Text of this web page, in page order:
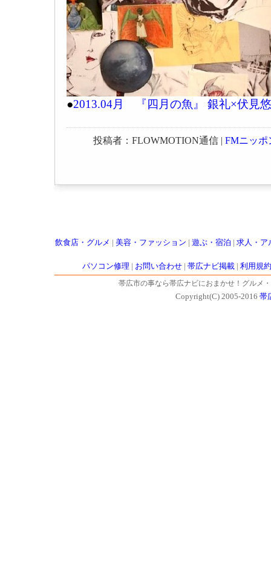
●2013.04月 『四月の魚』 銀礼×伏見
投稿者：FLOWMOTION通信 | FMニッポ
飲食店・グルメ 美容・ファッション 遊ぶ・宿泊 求人・ア
パソコン修理 お問い合わせ| 帯広ナビ掲載| 利用規約
帯広市の事なら帯広ナビにおまかせ！グルメ
Copyright(C) 2005-2016 帯